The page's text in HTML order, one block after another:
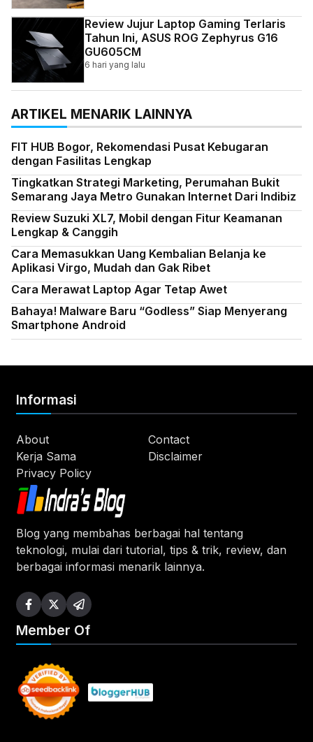
Review Jujur Laptop Gaming Terlaris
Tahun Ini, ASUS ROG Zephyrus G16
GU605CM
6 hari yang lalu
ARTIKEL MENARIK LAINNYA
FIT HUB Bogor, Rekomendasi Pusat Kebugaran
dengan Fasilitas Lengkap
Tingkatkan Strategi Marketing, Perumahan Bukit
Semarang Jaya Metro Gunakan Internet Dari Indibiz
Review Suzuki XL7, Mobil dengan Fitur Keamanan
Lengkap & Canggih
Cara Memasukkan Uang Kembalian Belanja ke
Aplikasi Virgo, Mudah dan Gak Ribet
Cara Merawat Laptop Agar Tetap Awet
Bahaya! Malware Baru “Godless” Siap Menyerang
Smartphone Android
Blog yang membahas berbagai hal tentang
teknologi, mulai dari tutorial, tips & trik, review, dan
berbagai informasi menarik lainnya.
Informasi
About
Contact
Kerja Sama
Disclaimer
Privacy Policy
Member Of